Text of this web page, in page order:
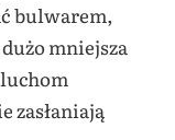
bulwarem,
mniejsza
zasłaniają